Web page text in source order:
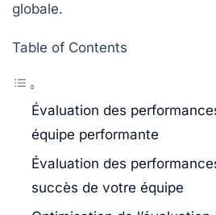
globale.
Table of Contents
Évaluation des
équipe performante
Évaluation des
succès de votre équipe